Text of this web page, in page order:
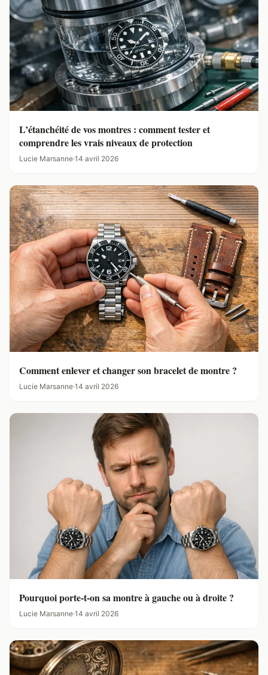
L’étanchéité de vos montres : comment tester et
comprendre les vrais niveaux de protection
Lucie Marsanne·14 avril 2026
Comment enlever et changer son bracelet de montre ?
Lucie Marsanne·14 avril 2026
Pourquoi porte-t-on sa montre à gauche ou à droite ?
Lucie Marsanne·14 avril 2026